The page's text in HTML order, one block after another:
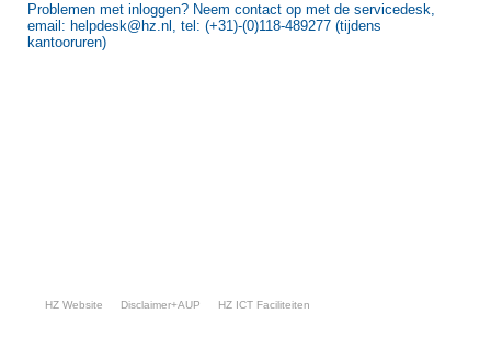
Problemen met inloggen? Neem contact op met de servicedesk,
email: helpdesk@hz.nl, tel: (+31)-(0)118-489277 (tijdens
kantooruren)
HZ Website Disclaimer+AUP HZ ICT Faciliteiten